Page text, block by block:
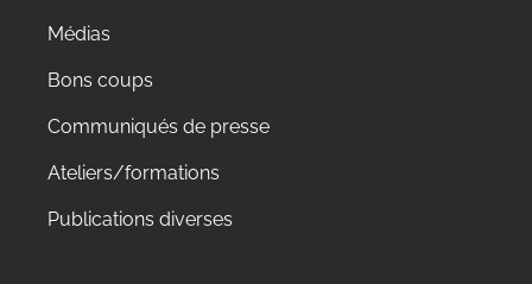
Médias
Bons coups
Communiqués de presse
Ateliers/formations
Publications diverses